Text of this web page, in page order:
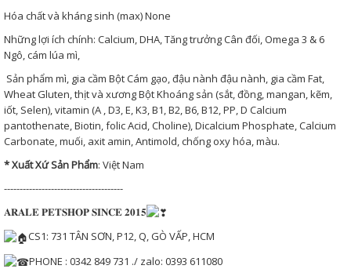
Hóa chất và kháng sinh (max) None
Những lợi ích chính: Calcium, DHA, Tăng trưởng Cân đối, Omega 3 & 6
Ngô, cám lúa mì,
Sản phẩm mì, gia cầm Bột Cám gạo, đậu nành đậu nành, gia cầm Fat,
Wheat Gluten, thịt và xương Bột Khoáng sản (sắt, đồng, mangan, kẽm,
iốt, Selen), vitamin (A , D3, E, K3, B1, B2, B6, B12, PP, D Calcium
pantothenate, Biotin, folic Acid, Choline), Dicalcium Phosphate, Calcium
Carbonate, muối, axit amin, Antimold, chống oxy hóa, màu.
* Xuất Xứ Sản Phẩm: Việt Nam
--------------------------------------
𝐀𝐑𝐀𝐋𝐄 𝐏𝐄𝐓𝐒𝐇𝐎𝐏 𝐒𝐈𝐍𝐂𝐄 𝟐𝟎𝟏𝟓
CS1: 731 TÂN SƠN, P12, Q, GÒ VẤP, HCM
PHONE : 0342 849 731 ./ zalo: 0393 611080